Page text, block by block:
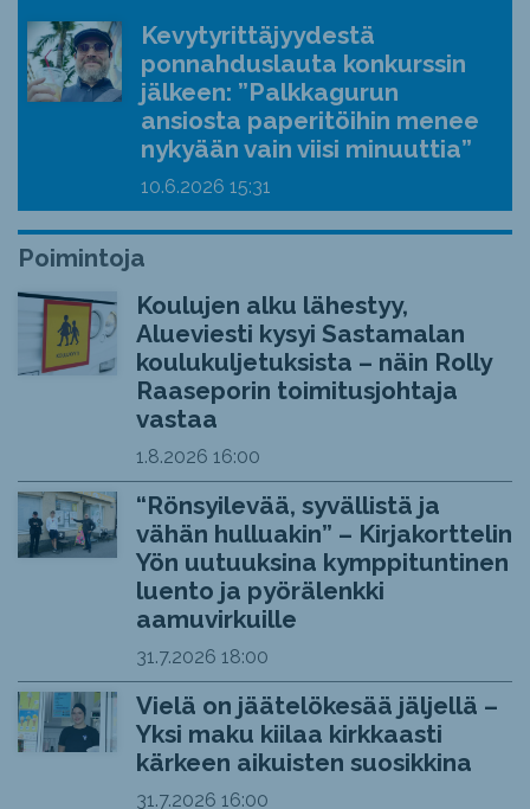
Kevytyrittäjyydestä
ponnahduslauta konkurssin
jälkeen: ”Palkkagurun
ansiosta paperitöihin menee
nykyään vain viisi minuuttia”
10.6.2026 15:31
Poimintoja
Koulujen alku lähestyy,
Alueviesti kysyi Sastamalan
koulukuljetuksista – näin Rolly
Raaseporin toimitusjohtaja
vastaa
1.8.2026 16:00
“Rönsyilevää, syvällistä ja
vähän hulluakin” – Kirjakorttelin
Yön uutuuksina kymppituntinen
luento ja pyörälenkki
aamuvirkuille
31.7.2026 18:00
Vielä on jäätelökesää jäljellä –
Yksi maku kiilaa kirkkaasti
kärkeen aikuisten suosikkina
31.7.2026 16:00